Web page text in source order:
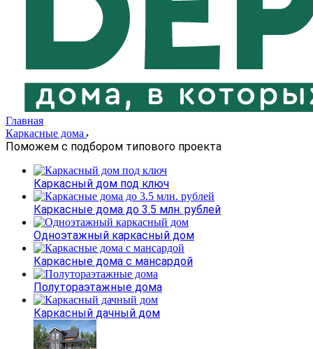
Главная
Каркасные дома
Поможем с подбором типового проекта
Каркасный дом под ключ
Каркасные дома до 3.5 млн. рублей
Одноэтажный каркасный дом
Каркасные дома с мансардой
Полутораэтажные дома
Каркасный дачный дом